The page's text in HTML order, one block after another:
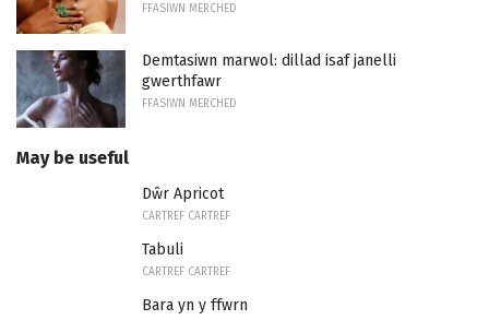
FFASIWN MERCHED
Demtasiwn marwol: dillad isaf janelli
gwerthfawr
FFASIWN MERCHED
May be useful
Dŵr Apricot
CARTREF CARTREF
Tabuli
CARTREF CARTREF
Bara yn y ffwrn